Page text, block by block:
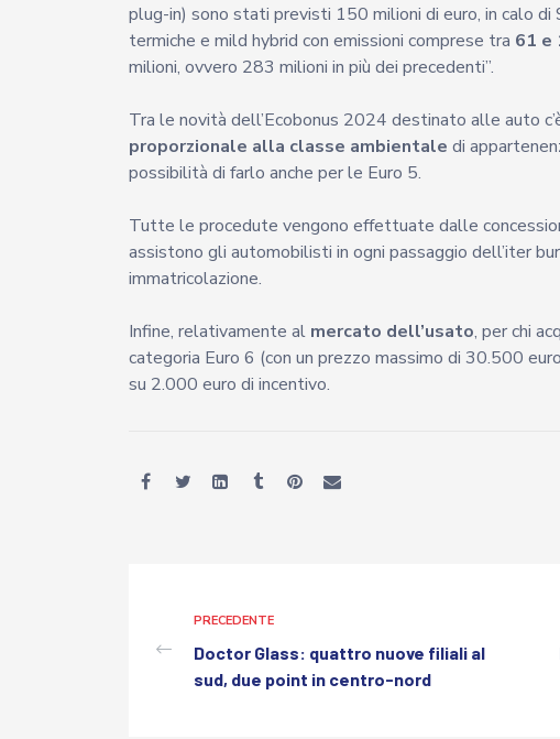
plug-in) sono stati previsti 150 milioni di euro, in calo
termiche e mild hybrid con emissioni comprese tra 61 e
milioni, ovvero 283 milioni in più dei precedenti”.
Tra le novità dell’Ecobonus 2024 destinato alle auto
proporzionale alla classe ambientale di
possibilità di farlo anche per le Euro 5.
Tutte le procedute vengono effettuate dalle
assistono gli automobilisti in ogni passaggio dell’iter
immatricolazione.
Infine, relativamente al mercato dell’usato, per chi
categoria Euro 6 (con un prezzo massimo di 30.500
su 2.000 euro di incentivo.
PRECEDENTE
Doctor Glass: quattro nuove filiali al
sud, due point in centro-nord